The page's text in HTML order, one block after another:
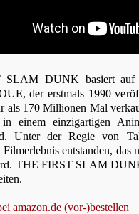
SLAM DUNK basiert auf
der erstmals 1990
als 170 Millionen Mal
einem einzigartigen
Unter der Regie von
Filmerlebnis entstanden,
THE FIRST SLAM
amazon.de (vor-)bestellen